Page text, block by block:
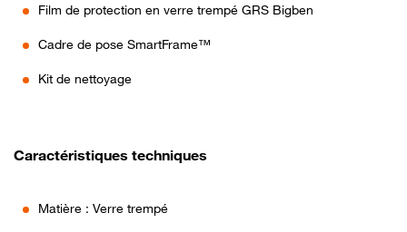
Film de protection en verre trempé GRS Bigben
Cadre de pose SmartFrame™
Kit de nettoyage
Caractéristiques techniques
Matière : Verre trempé